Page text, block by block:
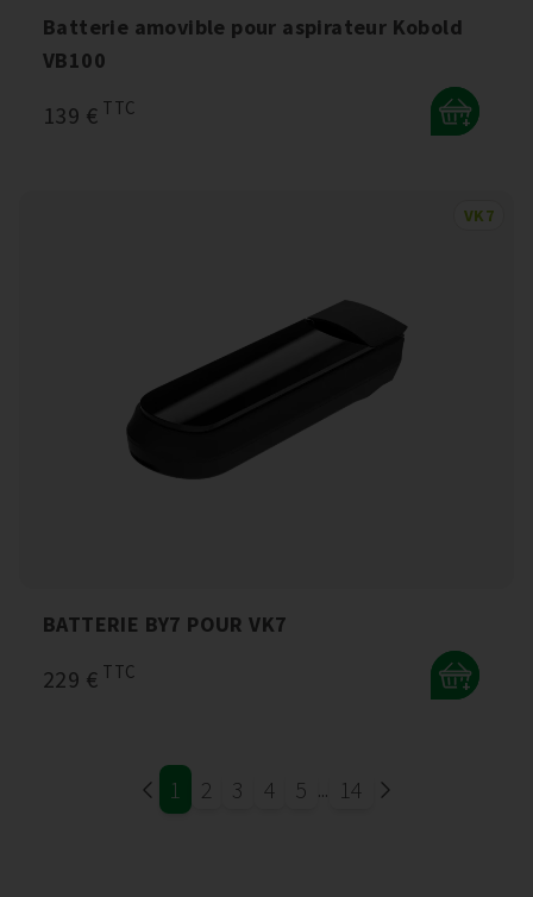
Batterie amovible pour aspirateur Kobold
VB100
139 € TTC
+
VK7
BATTERIE BY7 POUR VK7
229 € TTC
+
1 2 3 4 5 ... 14